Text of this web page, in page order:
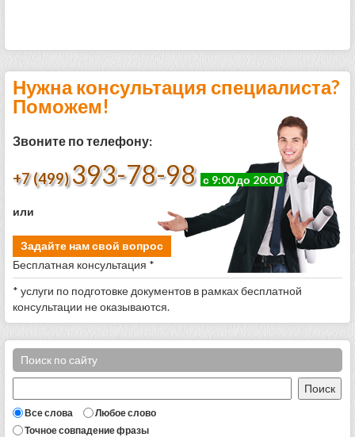
Нужна консультация специалиста?
Поможем!
Звоните по телефону:
+7 (499) 393-78-98 с 9:00 до 20:00
или
Задайте нам свой вопрос
Бесплатная консультация *
* услуги по подготовке документов в рамках бесплатной
консультации не оказываются.
Поиск по сайту
Все слова
Любое слово
Точное совпадение фразы